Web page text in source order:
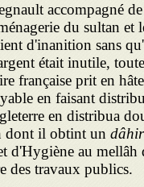
accompagné
du sultan et
d'inanition sans
était inutile,
française prit en
en faisant
en distribua
dont il obtint un dâhir
d'Hygiène au mellâh
des travaux publics.